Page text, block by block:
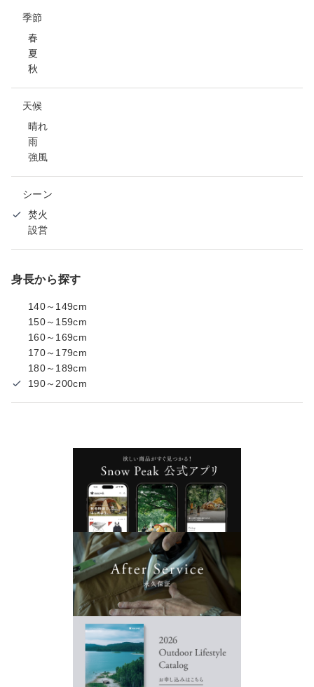
季節
春
夏
秋
天候
晴れ
雨
強風
シーン
焚火
設営
身長から探す
140～149cm
150～159cm
160～169cm
170～179cm
180～189cm
190～200cm